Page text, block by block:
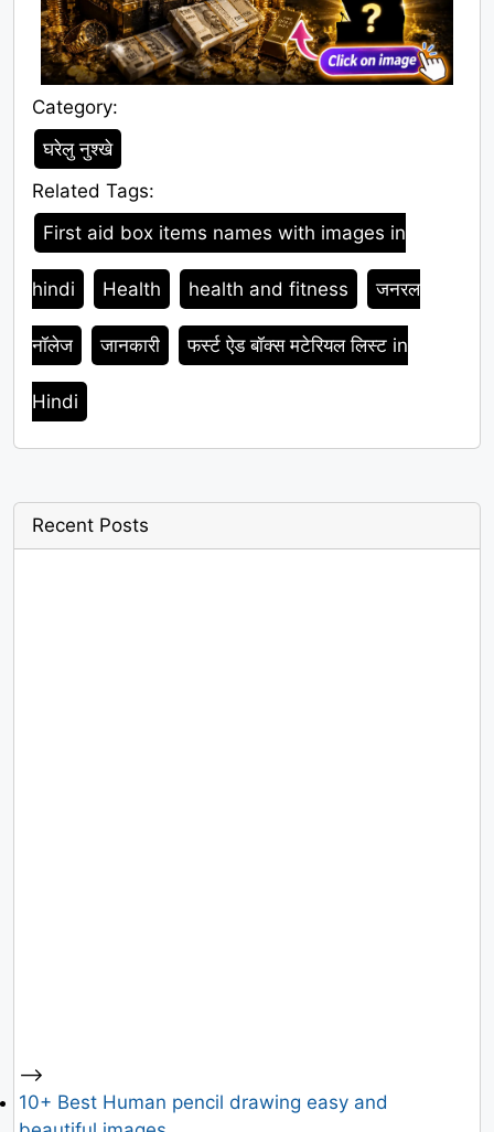
Category:
Category
घरेलु नुश्खे
Related Tags:
Tags
First aid box items names with images in
hindi Health health and fitness जनरल
नॉलेज जानकारी फर्स्ट ऐड बॉक्स मटेरियल लिस्ट in
Hindi
Recent Posts
-->
10+ Best Human pencil drawing easy and